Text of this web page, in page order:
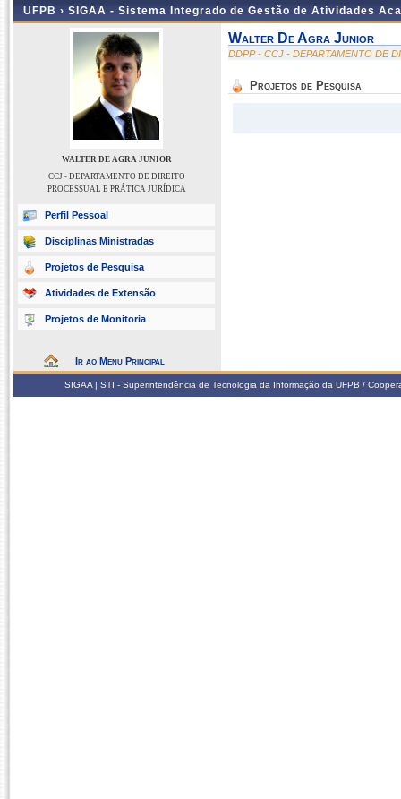
UFPB › SIGAA - Sistema Integrado de Gestão de Atividades
WALTER DE AGRA JUNIOR
CCJ - DEPARTAMENTO DE DIREITO
PROCESSUAL E PRÁTICA JURÍDICA
Perfil Pessoal
Disciplinas Ministradas
Projetos de Pesquisa
Atividades de Extensão
Projetos de Monitoria
Ir ao Menu Principal
Walter De Agra Junior
DDPP - CCJ - DEPARTAMENTO DE
Projetos de Pesquisa
SIGAA | STI - Superintendência de Tecnologia da Informação da UFPB /